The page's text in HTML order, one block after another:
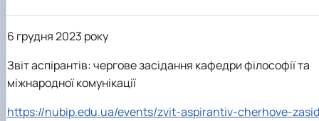
6 грудня 2023 року
Звіт аспірантів: чергове засідання кафедри філософії та
міжнародної комунікації
https://nubip.edu.ua/events/zvit-aspirantiv-cherhove-zasid